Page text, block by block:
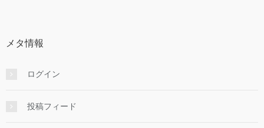
メタ情報
ログイン
投稿フィード